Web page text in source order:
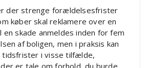
der strenge forældelsesfrister
køber skal reklamere over en
en skade anmeldes inden for fem
af boligen, men i praksis kan
i visse tilfælde,